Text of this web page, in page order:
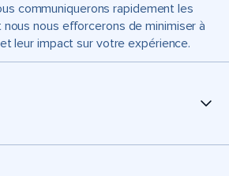
communiquerons rapidement les
nous efforcerons de minimiser à
leur impact sur votre expérience.